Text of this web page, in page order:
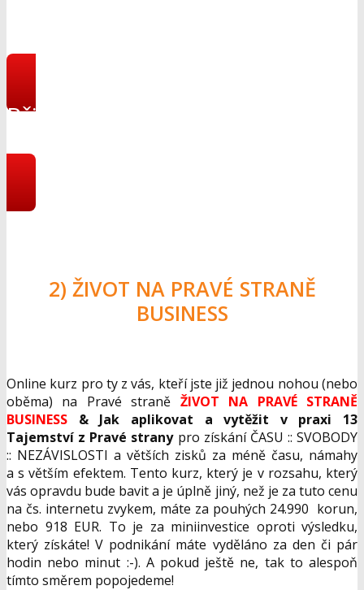
Přihlásit se do online
programu
2) ŽIVOT NA PRAVÉ STRANĚ
BUSINESS
Online kurz pro ty z vás, kteří jste již jednou nohou (nebo
oběma) na Pravé straně ŽIVOT NA PRAVÉ STRANĚ
BUSINESS & Jak aplikovat a vytěžit v praxi 13
Tajemství z Pravé stranypro získání ČASU :: SVOBODY
:: NEZÁVISLOSTI a větších zisků za méně času, námahy
a s větším efektem. Tento kurz, který je v rozsahu, který
vás opravdu bude bavit a je úplně jiný, než je za tuto cenu
na čs. internetu zvykem, máte za pouhých 24.990 korun,
nebo 918 EUR. To je za miniinvestice oproti výsledku,
který získáte! V podnikání máte vyděláno za den či pár
hodin nebo minut :-). A pokud ještě ne, tak to alespoň
tímto směrem popojedeme!